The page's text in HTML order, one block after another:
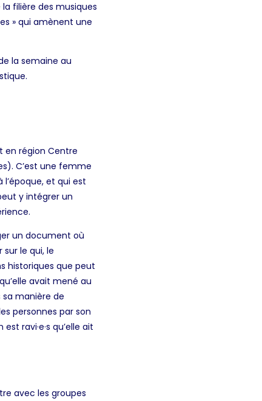
filière des musiques
» qui amènent une
la semaine au
en région Centre
C’est une femme
et qui est
y intégrer un
un document où
le qui, le
historiques que peut
avait mené au
sa manière de
personnes par son
ravi·e·s qu’elle ait
avec les groupes